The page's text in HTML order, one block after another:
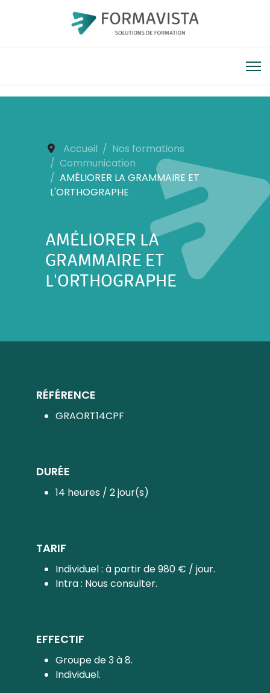
Accueil
Nos formations
Communication
AMÉLIORER LA GRAMMAIRE ET
L'ORTHOGRAPHE
AMÉLIORER LA
GRAMMAIRE ET
L'ORTHOGRAPHE
RÉFÉRENCE
GRAORT14CPF
DURÉE
14 heures / 2 jour(s)
TARIF
Individuel : à partir de 980 € / jour.
Intra : Nous consulter.
EFFECTIF
Groupe de 3 à 8.
Individuel.